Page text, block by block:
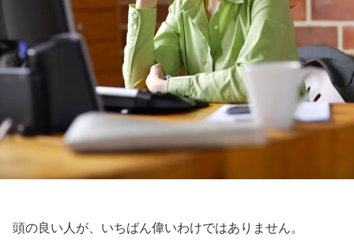
頭の良い人が、いちばん偉いわけではありません。